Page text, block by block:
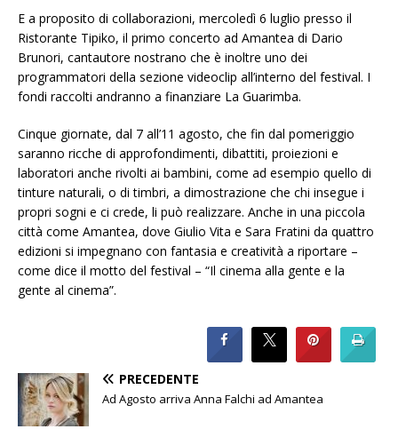
E a proposito di collaborazioni, mercoledì 6 luglio presso il
Ristorante Tipiko, il primo concerto ad Amantea di Dario
Brunori, cantautore nostrano che è inoltre uno dei
programmatori della sezione videoclip all’interno del festival. I
fondi raccolti andranno a finanziare La Guarimba.
Cinque giornate, dal 7 all’11 agosto, che fin dal pomeriggio
saranno ricche di approfondimenti, dibattiti, proiezioni e
laboratori anche rivolti ai bambini, come ad esempio quello di
tinture naturali, o di timbri, a dimostrazione che chi insegue i
propri sogni e ci crede, li può realizzare. Anche in una piccola
città come Amantea, dove Giulio Vita e Sara Fratini da quattro
edizioni si impegnano con fantasia e creatività a riportare –
come dice il motto del festival – “Il cinema alla gente e la
gente al cinema”.
PRECEDENTE
Ad Agosto arriva Anna Falchi ad Amantea